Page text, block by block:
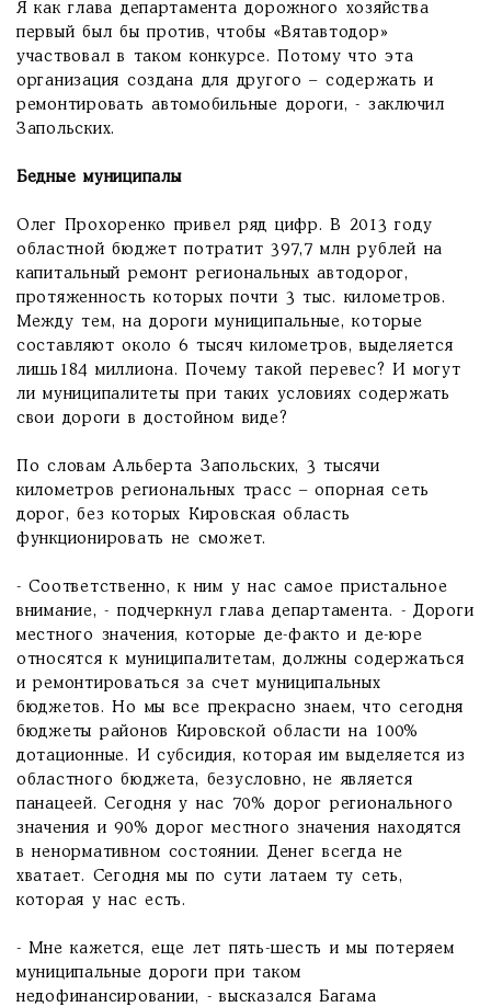
Я как глава департамента дорожного хозяйства
первый был бы против, чтобы «Вятавтодор»
участвовал в таком конкурсе. Потому что эта
организация создана для другого – содержать и
ремонтировать автомобильные дороги, - заключил
Запольских.
Бедные муниципалы
Олег Прохоренко привел ряд цифр. В 2013 году
областной бюджет потратит 397,7 млн рублей на
капитальный ремонт региональных автодорог,
протяженность которых почти 3 тыс. километров.
Между тем, на дороги муниципальные, которые
составляют около 6 тысяч километров, выделяется
лишь184 миллиона. Почему такой перевес? И могут
ли муниципалитеты при таких условиях содержать
свои дороги в достойном виде?
По словам Альберта Запольских, 3 тысячи
километров региональных трасс – опорная сеть
дорог, без которых Кировская область
функционировать не сможет.
- Соответственно, к ним у нас самое пристальное
внимание, - подчеркнул глава департамента. - Дороги
местного значения, которые де-факто и де-юре
относятся к муниципалитетам, должны содержаться
и ремонтироваться за счет муниципальных
бюджетов. Но мы все прекрасно знаем, что сегодня
бюджеты районов Кировской области на 100%
дотационные. И субсидия, которая им выделяется из
областного бюджета, безусловно, не является
панацеей. Сегодня у нас 70% дорог регионального
значения и 90% дорог местного значения находятся
в ненормативном состоянии. Денег всегда не
хватает. Сегодня мы по сути латаем ту сеть,
которая у нас есть.
- Мне кажется, еще лет пять-шесть и мы потеряем
муниципальные дороги при таком
недофинансировании, - высказался Багама